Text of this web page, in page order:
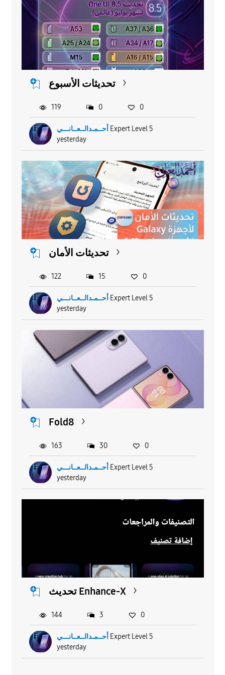
تحديثات الأسبوع
أحــمـدالــعــانـــي Expert Level 5
yesterday
119 0 0
تحديثات الأمان
أحــمـدالــعــانـــي Expert Level 5
yesterday
122 15 0
Fold8
أحــمـدالــعــانـــي Expert Level 5
yesterday
163 30 0
تحديث Enhance-X
أحــمـدالــعــانـــي Expert Level 5
yesterday
144 3 0